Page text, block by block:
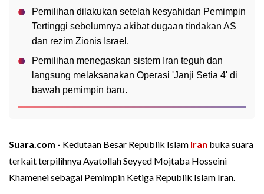
Pemilihan dilakukan setelah kesyahidan Pemimpin
Tertinggi sebelumnya akibat dugaan tindakan AS
dan rezim Zionis Israel.
Pemilihan menegaskan sistem Iran teguh dan
langsung melaksanakan Operasi 'Janji Setia 4' di
bawah pemimpin baru.
Suara.com - Kedutaan Besar Republik Islam Iran buka suara
terkait terpilihnya Ayatollah Seyyed Mojtaba Hosseini
Khamenei sebagai Pemimpin Ketiga Republik Islam Iran.